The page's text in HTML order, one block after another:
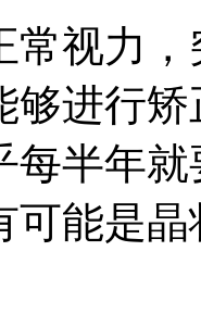
视力
够进行
每半年
可能是